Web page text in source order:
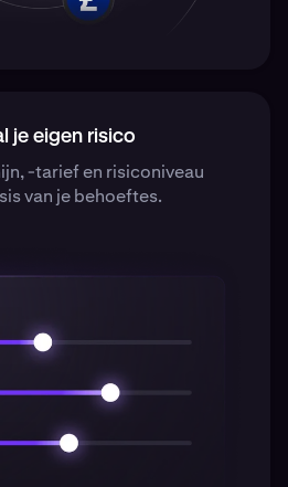
je eigen risico
-tarief en risiconiveau
van je behoeftes.